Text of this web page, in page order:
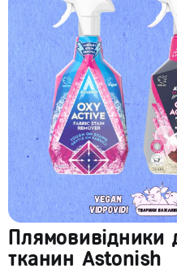
Плямовивідники
тканин Astonish